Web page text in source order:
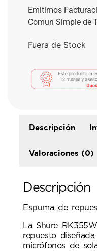
Emitimos
Comun Simple de
Fuera de Stock
Descripción
Valoraciones (0)
Descripción
Espuma de
La Shure
repuesto
micrófonos de